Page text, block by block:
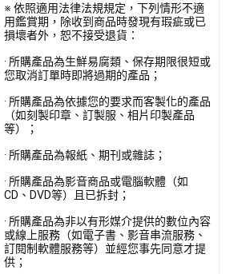
※ 依照適用法律法規規定，下列情形不適
用鑑賞期，除收到商品時發現有瑕疵或已
損壞者外，恕不接受退貨：
· 所購產品為生鮮易腐類、保存期限很短或
您取消訂單時即將過期的產品；
· 所購產品為依據您的要求而客製化的產品
（如刻製印章、訂製服、相片印製產品
等）；
· 所購產品為報紙、期刊或雜誌；
· 所購產品為影音商品或電腦軟體（如
CD、DVD等）且已拆封；
· 所購產品為非以有形媒介提供的數位內容
或線上服務（如電子書、影音串流服務、
訂閱制軟體服務等）並經您事先同意才提
供；